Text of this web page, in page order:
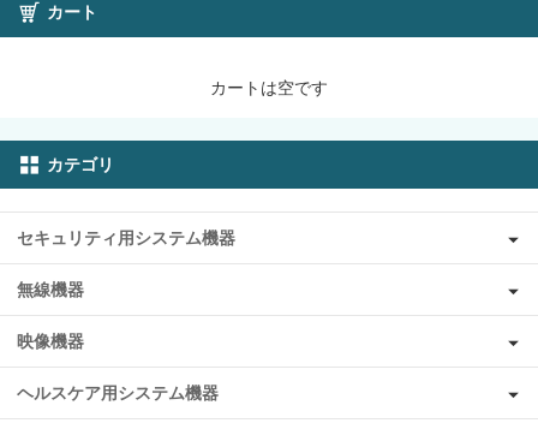
カート
カートは空です
カテゴリ
セキュリティ用システム機器
無線機器
映像機器
ヘルスケア用システム機器